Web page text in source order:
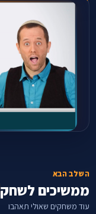
השלב הבא
ממשיכים לשחק
עוד משחקים שאולי תאהבו